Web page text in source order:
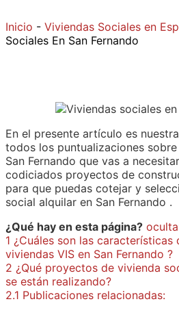
Inicio - Viviendas Sociales en
Sociales En San Fernando
En el presente artículo es
todos los puntualizaciones
San Fernando que vas a
codiciados proyectos de
para que puedas cotejar y
social alquilar en San Fernando .
¿Qué hay en esta página?
1 ¿Cuáles son las características
viviendas VIS en San Fernando ?
2 ¿Qué proyectos de vivienda
se están realizando?
2.1 Publicaciones relacionadas: